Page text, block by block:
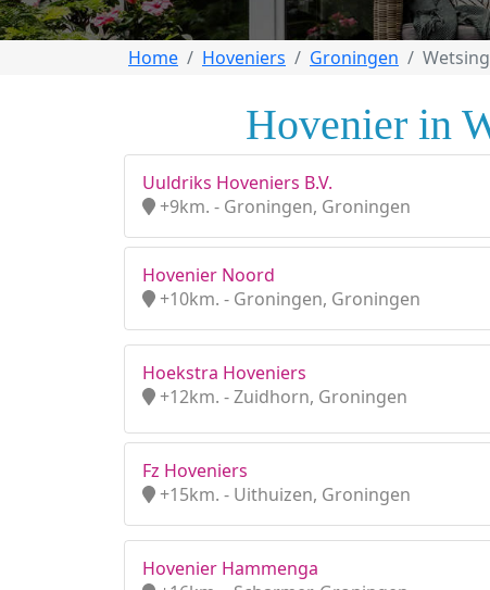
Home Hoveniers Groningen
Hovenier in
Uuldriks Hoveniers B.V.
+9km. - Groningen, Groningen
Hovenier Noord
+10km. - Groningen, Groningen
Hoekstra Hoveniers
+12km. - Zuidhorn, Groningen
Fz Hoveniers
+15km. - Uithuizen, Groningen
Hovenier Hammenga